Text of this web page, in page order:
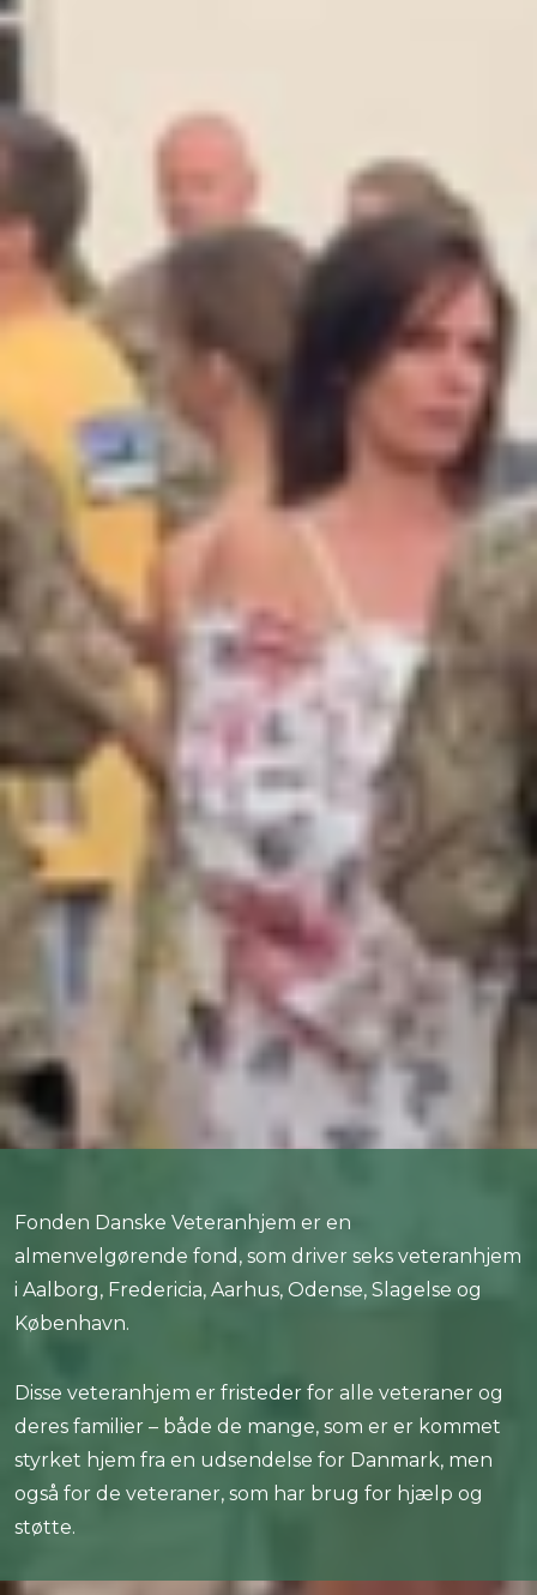
Fonden Danske Veteranhjem er en
almenvelgørende fond, som driver seks veteranhjem
i Aalborg, Fredericia, Aarhus, Odense, Slagelse og
København.​
Disse veteranhjem er fristeder for alle veteraner og
deres familier – både de mange, som er er kommet
styrket hjem fra en udsendelse for Danmark, men
også for de veteraner, som har brug for hjælp og
støtte.​